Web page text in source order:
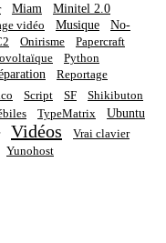
Miam Minitel 2.0
vidéo Musique
No-
Onirisme
Papercraft
Python
Reportage
Script SF
Shikibuton
TypeMatrix Ubuntu
Vidéos
Vrai clavier
Yunohost